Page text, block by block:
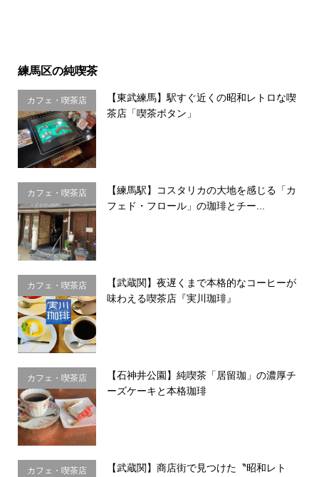
練馬区の純喫茶
カフェ・喫茶店
【東武練馬】駅すぐ近くの昭和レトロな喫
茶店「喫茶ボタン」
カフェ・喫茶店
【練馬駅】コスタリカの大地を感じる「カ
フェド・フロール」の珈琲とチー...
カフェ・喫茶店
【武蔵関】夜遅くまで本格的なコーヒーが
味わえる喫茶店『実川珈琲』
カフェ・喫茶店
【石神井公園】純喫茶「居留珈」の濃厚チ
ーズケーキと本格珈琲
カフェ・喫茶店
【武蔵関】商店街で見つけた〝昭和レト